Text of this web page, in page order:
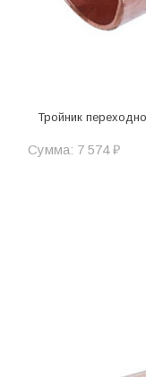
Тройник
Сумма: 7 574 ₽